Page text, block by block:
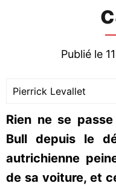
Publié le
Pierrick Levallet
Rien ne se
Bull depuis le
autrichienne
de sa voiture, et